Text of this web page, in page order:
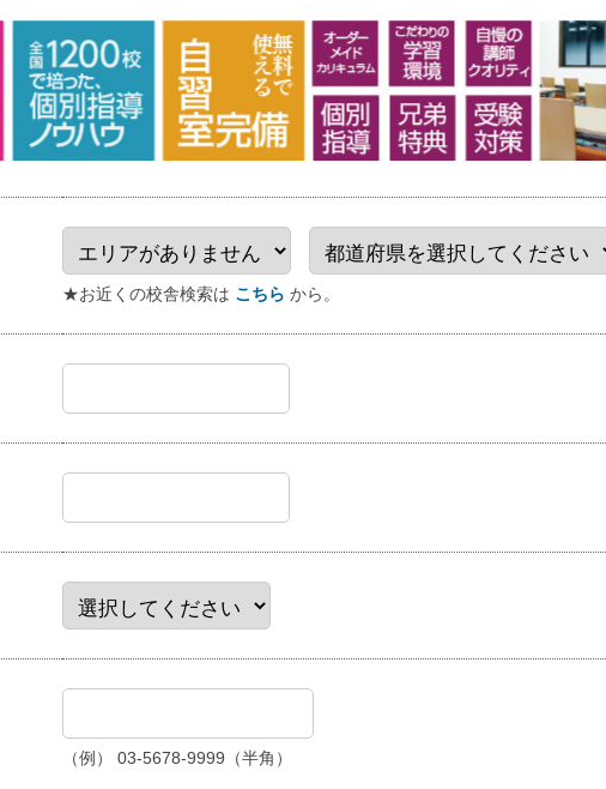
★お近くの校舎検索は こちら から。
（例） 03-5678-9999（半角）